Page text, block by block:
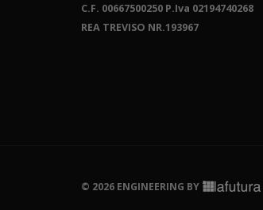
C.F. 00667500250 P.Iva 02194740268
REA TREVISO NR.193967
© 2026 ENGINEERING BY